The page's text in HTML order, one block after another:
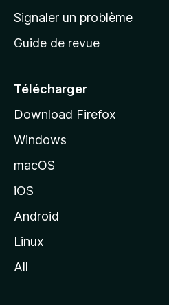
a
c
e
l
d
o
z
l
Signaler un problème
Guide de revue
Télécharger
Download Firefox
Windows
macOS
iOS
Android
Linux
All